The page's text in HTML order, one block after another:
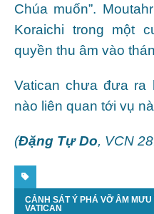
Chúa muốn”.
Koraichi trong một
quyền thu âm vào
Vatican chưa đưa ra
nào liên quan tới vụ
(Đặng Tự Do, VCN
CẢNH SÁT Ý PHÁ VỠ ÂM
VATICAN